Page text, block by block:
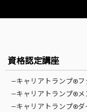
資格認定講座
—キャリアトランプ®フ
—キャリアトランプ®メ
—キャリアトランプ®ダ